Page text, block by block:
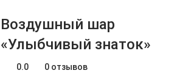
Воздушный шар
«Улыбчивый знаток»
0.0 0 отзывов